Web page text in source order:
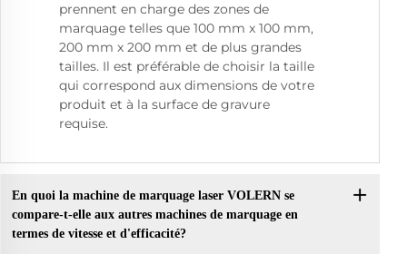
prennent en charge des zones de
marquage telles que 100 mm x 100 mm,
200 mm x 200 mm et de plus grandes
tailles. Il est préférable de choisir la taille
qui correspond aux dimensions de votre
produit et à la surface de gravure
requise.
En quoi la machine de marquage laser VOLERN se
compare-t-elle aux autres machines de marquage en
termes de vitesse et d'efficacité?